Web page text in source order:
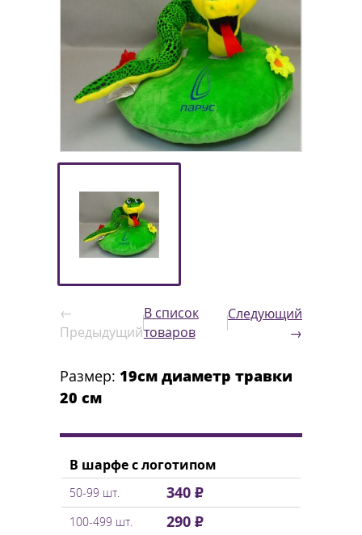
←
Предыдущий
В список
товаров
Следующий
→
Размер: 19см диаметр травки
20 см
В шарфе с логотипом
50-99 шт. 340 ₽
100-499 шт. 290 ₽